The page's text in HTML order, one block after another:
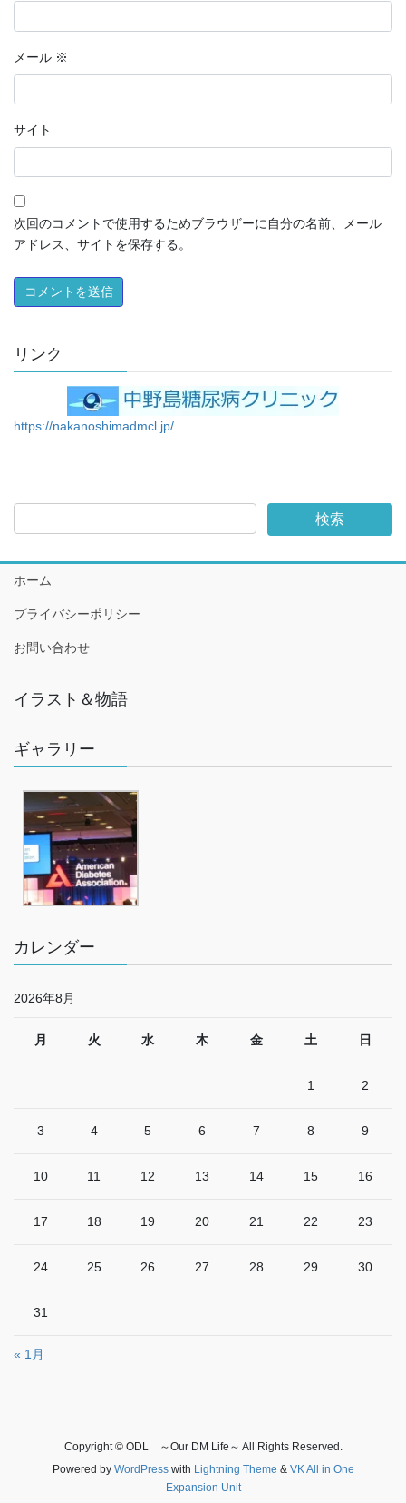
メール ※
サイト
次回のコメントで使用するためブラウザーに自分の名前、メール
アドレス、サイトを保存する。
リンク
https://nakanoshimadmcl.jp/
ホーム
プライバシーポリシー
お問い合わせ
イラスト＆物語
ギャラリー
カレンダー
2026年8月
月 火 水 木 金 土 日
1 2
3 4 5 6 7 8 9
10 11 12 13 14 15 16
17 18 19 20 21 22 23
24 25 26 27 28 29 30
31
« 1月
Copyright © ODL ～Our DM Life～ All Rights Reserved.
Powered by WordPresswith Lightning Theme & VK All in One
Expansion Unit